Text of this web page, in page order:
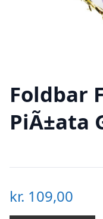
Foldbar
PiÃ±ata
kr. 109,00